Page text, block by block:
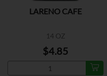
LARENO CAFE
14 OZ
$4.85